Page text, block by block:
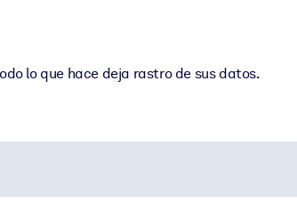
lo que hace deja rastro de sus datos.